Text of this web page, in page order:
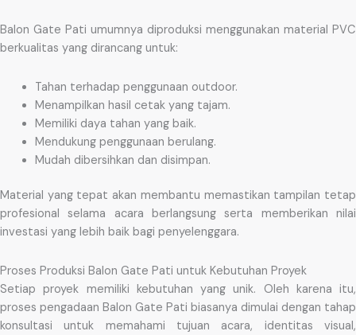
Balon Gate Pati umumnya diproduksi menggunakan material PVC
berkualitas yang dirancang untuk:
Tahan terhadap penggunaan outdoor.
Menampilkan hasil cetak yang tajam.
Memiliki daya tahan yang baik.
Mendukung penggunaan berulang.
Mudah dibersihkan dan disimpan.
Material yang tepat akan membantu memastikan tampilan tetap
profesional selama acara berlangsung serta memberikan nilai
investasi yang lebih baik bagi penyelenggara.
Proses Produksi Balon Gate Pati untuk Kebutuhan Proyek
Setiap proyek memiliki kebutuhan yang unik. Oleh karena itu,
proses pengadaan Balon Gate Pati biasanya dimulai dengan tahap
konsultasi untuk memahami tujuan acara, identitas visual,